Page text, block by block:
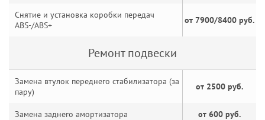
Снятие и установка коробки передач
ABS-/ABS+
от 7900/8400 руб.
Ремонт подвески
Замена втулок переднего стабилизатора (за
пару)
от 2500 руб.
Замена заднего амортизатора от 600 руб.